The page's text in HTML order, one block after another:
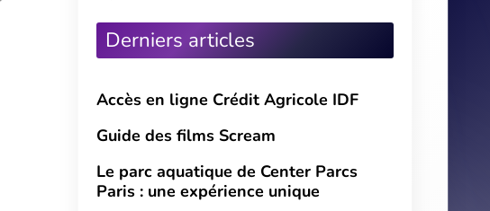
Derniers articles
Accès en ligne Crédit Agricole IDF
Guide des films Scream
Le parc aquatique de Center Parcs
Paris : une expérience unique